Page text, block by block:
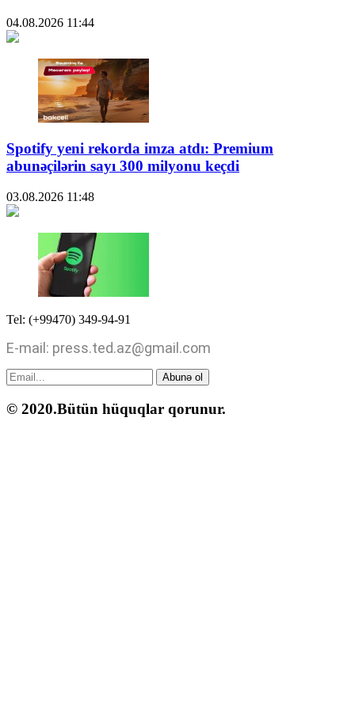
04.08.2026 11:44
Spotify yeni rekorda imza atdı: Premium
abunəçilərin sayı 300 milyonu keçdi
03.08.2026 11:48
Tel: (+99470) 349-94-91
E-mail: press.ted.az@gmail.com
Abunə ol
© 2020.Bütün hüquqlar qorunur.